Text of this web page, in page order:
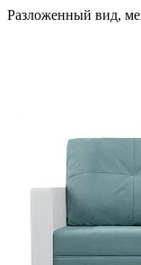
Разложенный вид,